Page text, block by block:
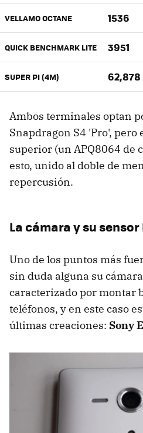
VELLAMO OCTANE 1536
QUICK BENCHMARK LITE 3951
SUPER PI (4M) 62,878
Ambos terminales optan
Snapdragon S4 'Pro', pero
superior (un APQ8064 de
esto, unido al doble de
repercusión.
La cámara y su sensor
Uno de los puntos más
sin duda alguna su
caracterizado por montar
teléfonos, y en este caso
últimas creaciones: Sony